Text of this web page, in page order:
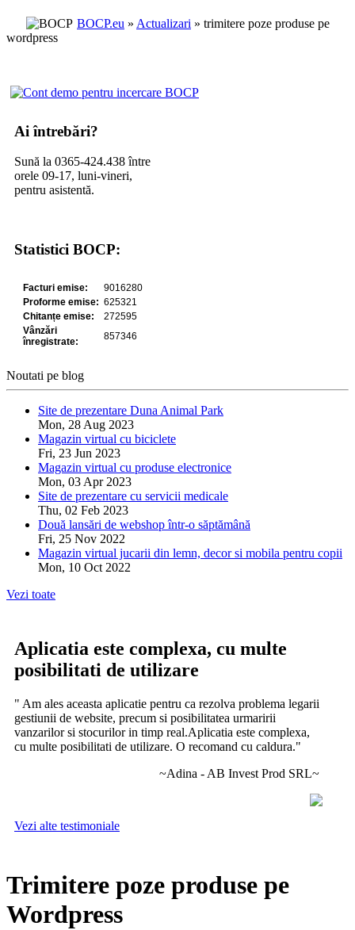
BOCP.eu » Actualizari » trimitere poze produse pe
wordpress
Ai întrebări?
Sună la 0365-424.438 între
orele 09-17, luni-vineri,
pentru asistentă.
Statistici BOCP:
Noutati pe blog
Site de prezentare Duna Animal Park
Mon, 28 Aug 2023
Magazin virtual cu biciclete
Fri, 23 Jun 2023
Magazin virtual cu produse electronice
Mon, 03 Apr 2023
Site de prezentare cu servicii medicale
Thu, 02 Feb 2023
Două lansări de webshop într-o săptămână
Fri, 25 Nov 2022
Magazin virtual jucarii din lemn, decor si mobila pentru copii
Mon, 10 Oct 2022
Vezi toate
Aplicatia este complexa, cu multe
posibilitati de utilizare
" Am ales aceasta aplicatie pentru ca rezolva problema legarii
gestiunii de website, precum si posibilitatea urmaririi
vanzarilor si stocurilor in timp real.Aplicatia este complexa,
cu multe posibilitati de utilizare. O recomand cu caldura."
~Adina - AB Invest Prod SRL~
Vezi alte testimoniale
Trimitere poze produse pe
Wordpress